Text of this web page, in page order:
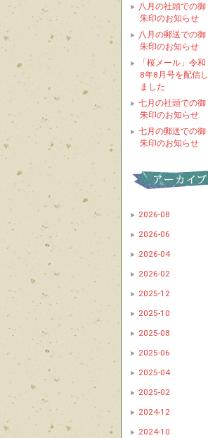
八月の社頭での御
朱印のお知らせ
八月の郵送での御
朱印のお知らせ
「桜メール」令和
8年8月号を配信し
ました
七月の社頭での御
朱印のお知らせ
七月の郵送での御
朱印のお知らせ
2026-08
2026-06
2026-04
2026-02
2025-12
2025-10
2025-08
2025-06
2025-04
2025-02
2024-12
2024-10